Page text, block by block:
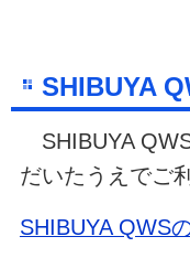
SHIBUYA
SHIBUYA
だいたうえでご
SHIBUYA QWS